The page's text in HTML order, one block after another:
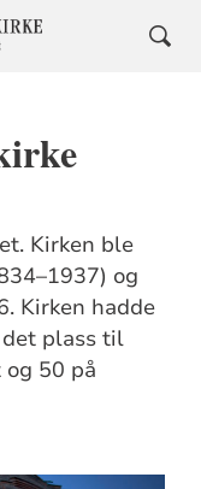
Kirken ble
og
Kirken hadde
plass til
50 på